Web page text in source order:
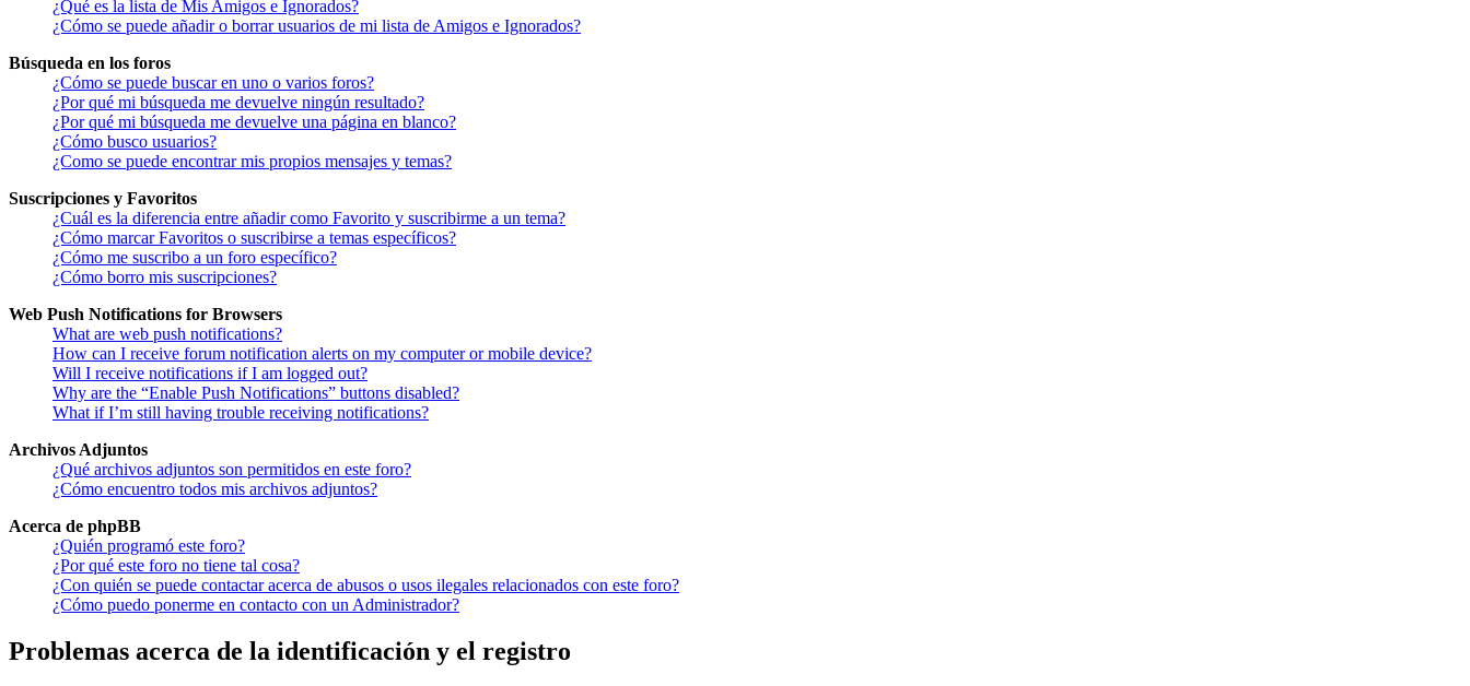
¿Qué es la lista de Mis Amigos e Ignorados?
¿Cómo se puede añadir o borrar usuarios de mi lista de Amigos e Ignorados?
Búsqueda en los foros
¿Cómo se puede buscar en uno o varios foros?
¿Por qué mi búsqueda me devuelve ningún resultado?
¿Por qué mi búsqueda me devuelve una página en blanco?
¿Cómo busco usuarios?
¿Como se puede encontrar mis propios mensajes y temas?
Suscripciones y Favoritos
¿Cuál es la diferencia entre añadir como Favorito y suscribirme a un tema?
¿Cómo marcar Favoritos o suscribirse a temas específicos?
¿Cómo me suscribo a un foro específico?
¿Cómo borro mis suscripciones?
Web Push Notifications for Browsers
What are web push notifications?
How can I receive forum notification alerts on my computer or mobile device?
Will I receive notifications if I am logged out?
Why are the “Enable Push Notifications” buttons disabled?
What if I’m still having trouble receiving notifications?
Archivos Adjuntos
¿Qué archivos adjuntos son permitidos en este foro?
¿Cómo encuentro todos mis archivos adjuntos?
Acerca de phpBB
¿Quién programó este foro?
¿Por qué este foro no tiene tal cosa?
¿Con quién se puede contactar acerca de abusos o usos ilegales relacionados con este foro?
¿Cómo puedo ponerme en contacto con un Administrador?
Problemas acerca de la identificación y el registro